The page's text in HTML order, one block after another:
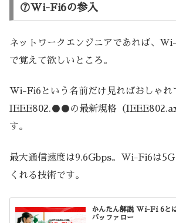
⑦Wi-Fi6の参入
ネットワークエンジニアであれば、
で覚えて欲しいところ。
Wi-Fi6という名前だけ見ればおしゃれ
IEEE802.●●の最新規格（
す。
最大通信速度は9.6Gbps。Wi-Fi6は5G
くれる技術です。
かんたん解説 Wi-Fi 6と
バッファロー